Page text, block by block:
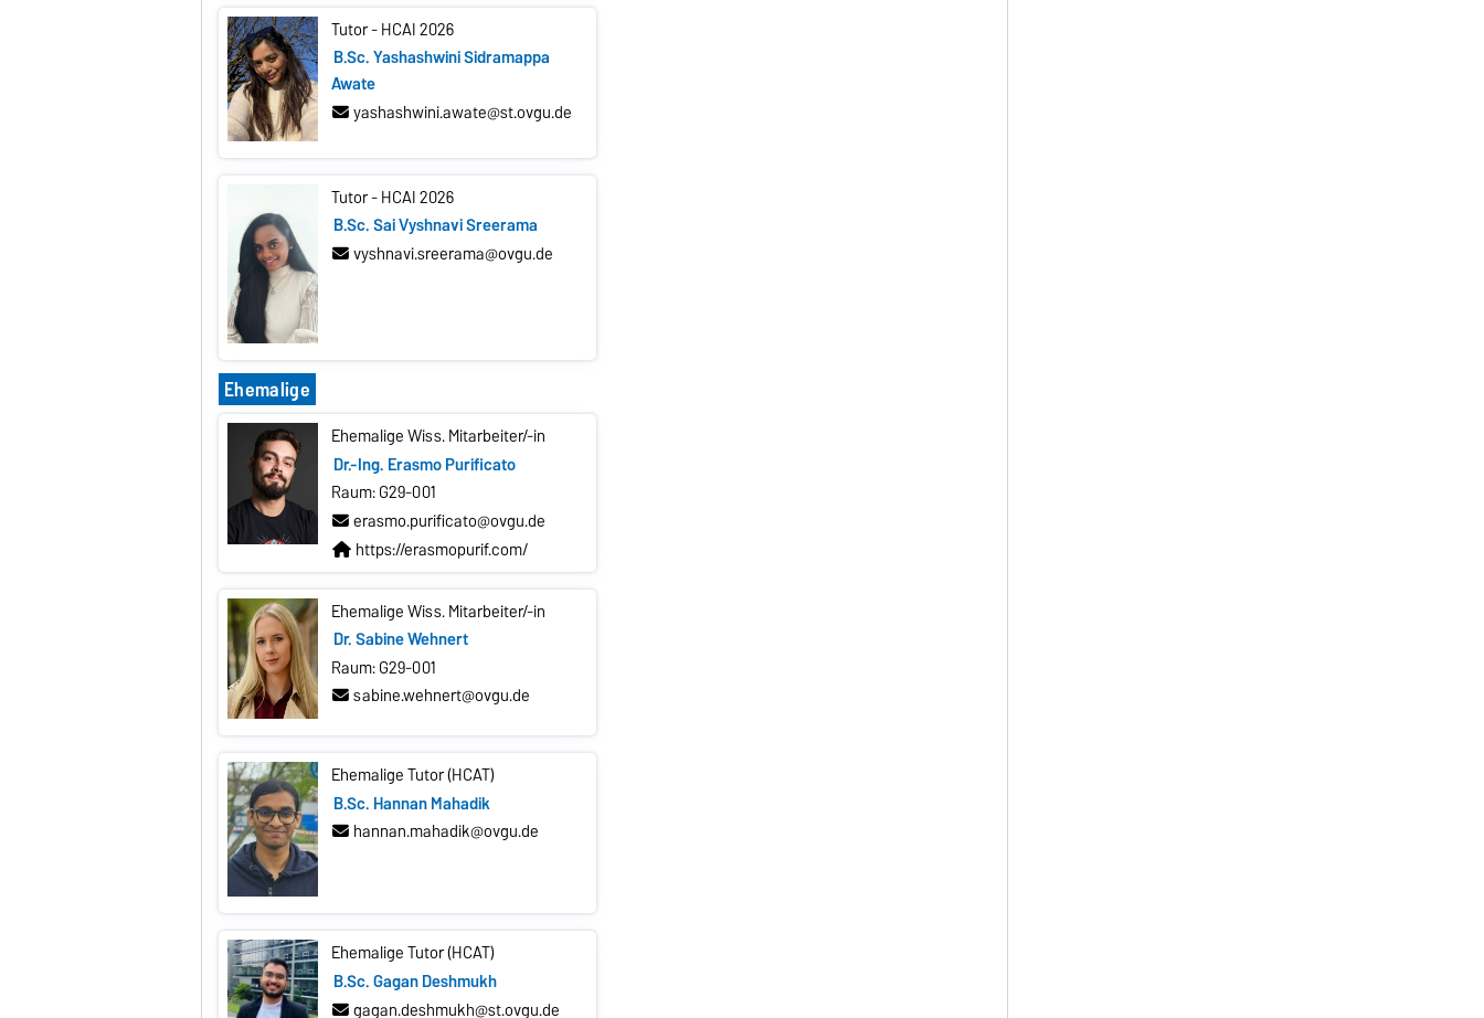
Tutor - HCAI 2026
B.Sc. Yashashwini Sidramappa
Awate
yashashwini.awate@st.ovgu.de
Tutor - HCAI 2026
B.Sc. Sai Vyshnavi Sreerama
vyshnavi.sreerama@ovgu.de
Ehemalige
Ehemalige Wiss. Mitarbeiter/-in
Dr.-Ing. Erasmo Purificato
Raum: G29-001
erasmo.purificato@ovgu.de
https://erasmopurif.com/
Ehemalige Wiss. Mitarbeiter/-in
Dr. Sabine Wehnert
Raum: G29-001
sabine.wehnert@ovgu.de
Ehemalige Tutor (HCAT)
B.Sc. Hannan Mahadik
hannan.mahadik@ovgu.de
Ehemalige Tutor (HCAT)
B.Sc. Gagan Deshmukh
gagan.deshmukh@st.ovgu.de